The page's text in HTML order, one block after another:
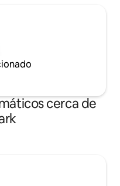
cerca de